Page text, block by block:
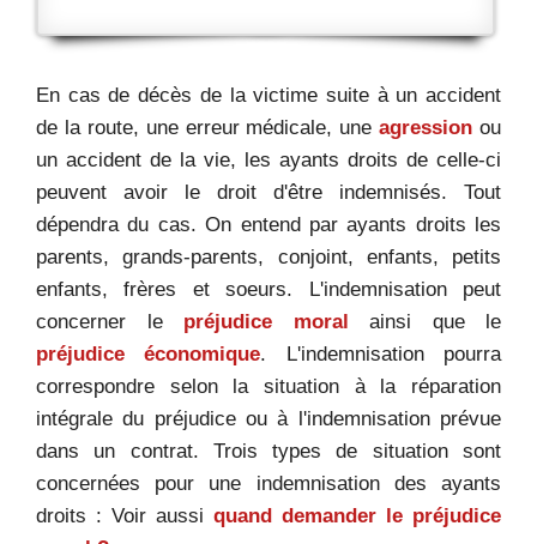
En cas de décès de la victime suite à un accident
de la route, une erreur médicale, uneagression ou
un accident de la vie, les ayants droits de celle-ci
peuvent avoir le droit d'être indemnisés. Tout
dépendra du cas. On entend par ayants droits les
parents, grands-parents, conjoint, enfants, petits
enfants, frères et soeurs. L'indemnisation peut
concerner le
préjudice moral ainsi que le
préjudice économique. L'indemnisation pourra
correspondre selon la situation à la réparation
intégrale du préjudice ou à l'indemnisation prévue
dans un contrat. Trois types de situation sont
concernées pour une indemnisation des ayants
droits : Voir aussi quand demander le préjudice